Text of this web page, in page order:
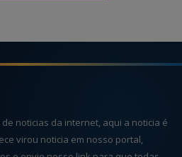
noticias da internet, aqui a noticia é
virou noticia em nosso portal,